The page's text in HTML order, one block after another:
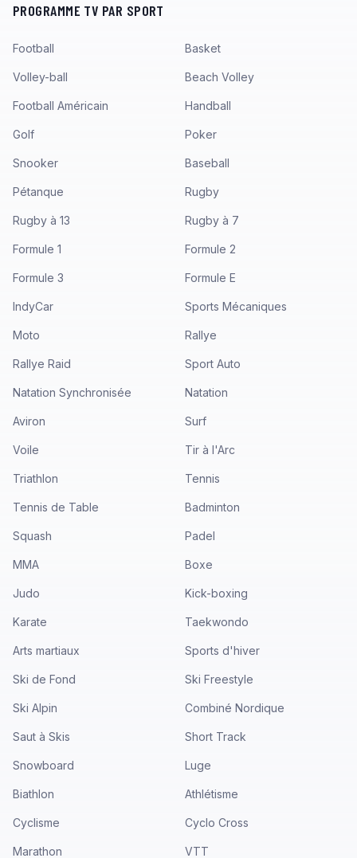
PROGRAMME TV PAR SPORT
Football Basket
Volley-ball Beach Volley
Football Américain Handball
Golf Poker
Snooker Baseball
Pétanque Rugby
Rugby à 13 Rugby à 7
Formule 1 Formule 2
Formule 3 Formule E
IndyCar Sports Mécaniques
Moto Rallye
Rallye Raid Sport Auto
Natation Synchronisée Natation
Aviron Surf
Voile Tir à l'Arc
Triathlon Tennis
Tennis de Table Badminton
Squash Padel
MMA Boxe
Judo Kick-boxing
Karate Taekwondo
Arts martiaux Sports d'hiver
Ski de Fond Ski Freestyle
Ski Alpin Combiné Nordique
Saut à Skis Short Track
Snowboard Luge
Biathlon Athlétisme
Cyclisme Cyclo Cross
Marathon VTT